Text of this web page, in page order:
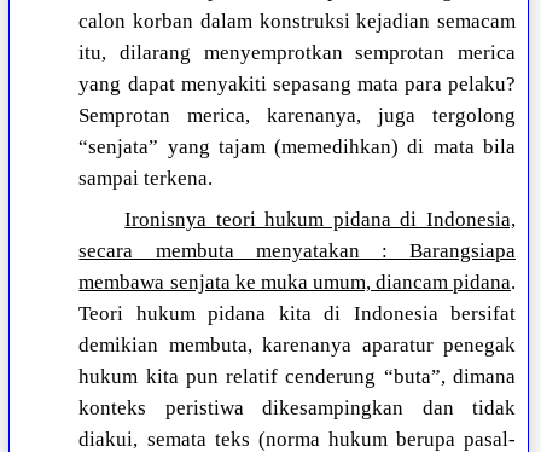
calon korban dalam konstruksi kejadian semacam
itu, dilarang menyemprotkan semprotan merica
yang dapat menyakiti sepasang mata para pelaku?
Semprotan merica, karenanya, juga tergolong
“senjata” yang tajam (memedihkan) di mata bila
sampai terkena.
Ironisnya teori hukum pidana di Indonesia,
secara membuta menyatakan : Barangsiapa
membawa senjata ke muka umum, diancam pidana.
Teori hukum pidana kita di Indonesia bersifat
demikian membuta, karenanya aparatur penegak
hukum kita pun relatif cenderung “buta”, dimana
konteks peristiwa dikesampingkan dan tidak
diakui, semata teks (norma hukum berupa pasal-